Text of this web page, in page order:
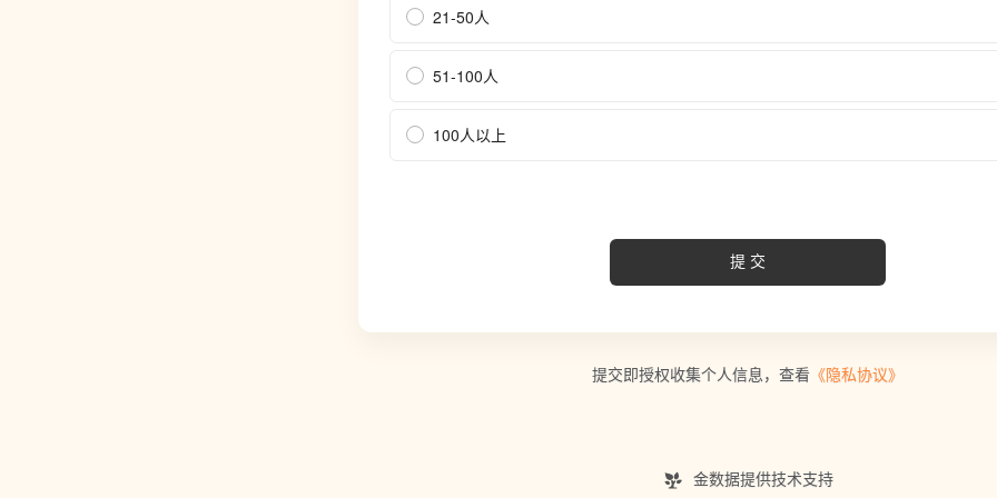
21-50人
51-100人
100人以上
提交
提交即授权收集个人信息，查看 《隐私协议》
金数据提供技术支持